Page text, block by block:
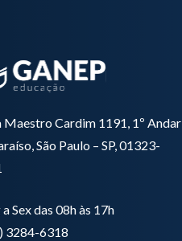
Maestro Cardim 1191, 1º Andar
São Paulo – SP, 01323-
a Sex das 08h às 17h
3284-6318